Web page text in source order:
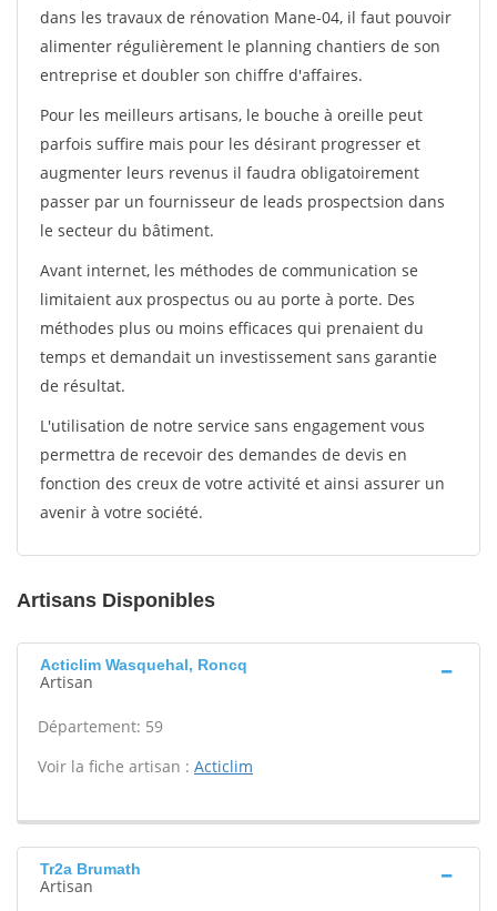
dans les travaux de rénovation Mane-04, il faut pouvoir
alimenter régulièrement le planning chantiers de son
entreprise et doubler son chiffre d'affaires.
Pour les meilleurs artisans, le bouche à oreille peut
parfois suffire mais pour les désirant progresser et
augmenter leurs revenus il faudra obligatoirement
passer par un fournisseur de leads prospectsion dans
le secteur du bâtiment.
Avant internet, les méthodes de communication se
limitaient aux prospectus ou au porte à porte. Des
méthodes plus ou moins efficaces qui prenaient du
temps et demandait un investissement sans garantie
de résultat.
L'utilisation de notre service sans engagement vous
permettra de recevoir des demandes de devis en
fonction des creux de votre activité et ainsi assurer un
avenir à votre société.
Artisans Disponibles
Acticlim Wasquehal, Roncq
Artisan
Département: 59
Voir la fiche artisan : Acticlim
Tr2a Brumath
Artisan